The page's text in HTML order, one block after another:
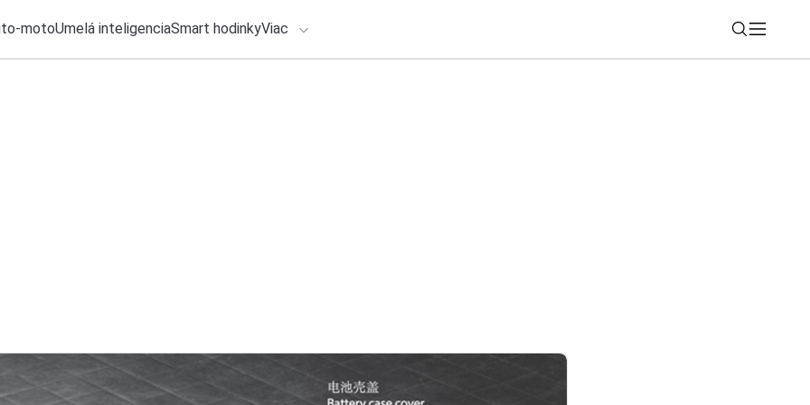
motoUmelá inteligenciaSmart hodinkyViac